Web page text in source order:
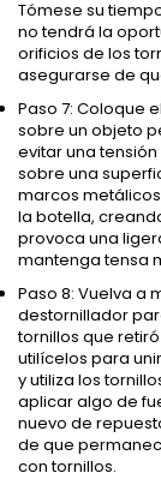
Tómese su
no tendrá la
orificios de los
asegurarse de
Paso 7: Coloque
sobre un objeto
evitar una
sobre una
marcos
la botella,
provoca una
mantenga tensa
Paso 8: Vuelva a
destornillador
tornillos que
utilícelos para
y utiliza los
aplicar algo de
nuevo de
de que
con tornillos.